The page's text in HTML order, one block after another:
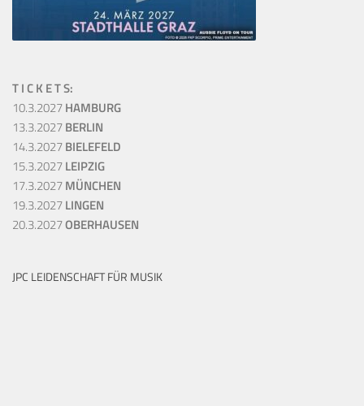
T I C K E T S:
10.3.2027HAMBURG
13.3.2027BERLIN
14.3.2027BIELEFELD
15.3.2027LEIPZIG
17.3.2027MÜNCHEN
19.3.2027LINGEN
20.3.2027OBERHAUSEN
JPC LEIDENSCHAFT FÜR MUSIK